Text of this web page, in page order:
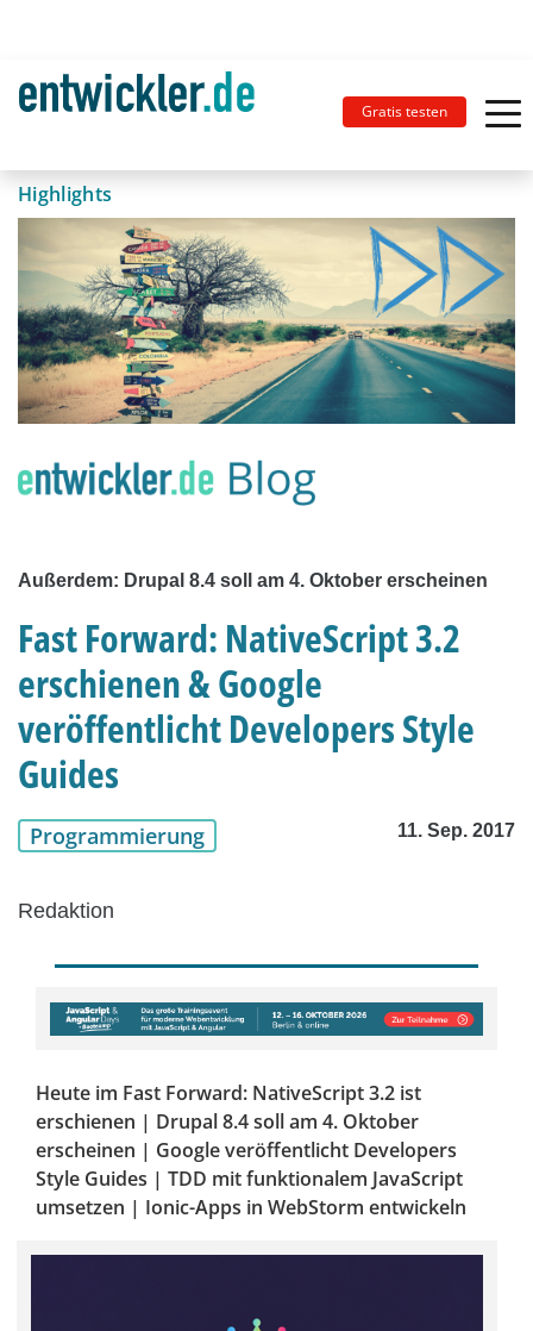
Gratis testen
Highlights
Außerdem: Drupal 8.4 soll am 4. Oktober erscheinen
Fast Forward: NativeScript 3.2
erschienen & Google
veröffentlicht Developers Style
Guides
Programmierung 11. Sep. 2017
Redaktion
Heute im Fast Forward: NativeScript 3.2 ist
erschienen | Drupal 8.4 soll am 4. Oktober
erscheinen | Google veröffentlicht Developers
Style Guides | TDD mit funktionalem JavaScript
umsetzen | Ionic-Apps in WebStorm entwickeln